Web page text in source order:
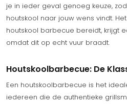
je in ieder geval genoeg keuze,
houtskool naar jouw wens vindt.
houtskool barbecue bereidt, krijgt
omdat dit op echt vuur braadt.
Houtskoolbarbecue: De
Een houtskoolbarbecue is het
iedereen die de authentieke